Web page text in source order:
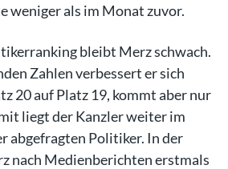
weniger als im Monat zuvor.
bleibt Merz schwach.
Zahlen verbessert er sich
20 auf Platz 19, kommt aber nur
liegt der Kanzler weiter im
abgefragten Politiker. In der
nach Medienberichten erstmals